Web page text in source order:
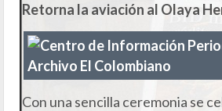
Retorna la aviación al Olaya
Con una sencilla ceremonia se